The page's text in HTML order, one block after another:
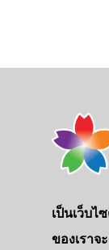
เป็นเว็บไ
ของเราจ